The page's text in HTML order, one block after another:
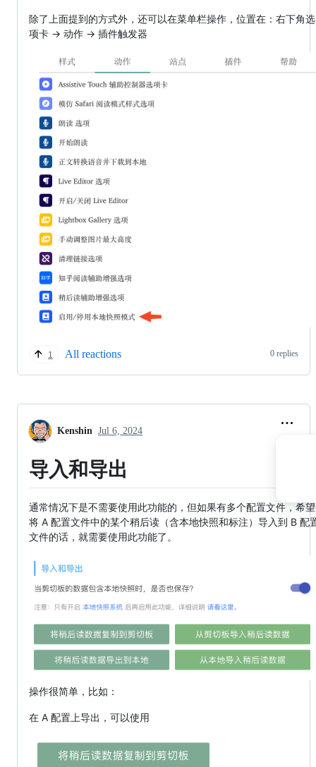
除了上面提到的方式外，还可以在菜单栏操作，位置在：右下角选
项卡 → 动作 → 插件触发器
1 All reactions 0 replies
Kenshin Jul 6, 2024
导入和导出
通常情况下是不需要使用此功能的，但如果有多个配置文件，希望
将 A 配置文件中的某个稍后读（含本地快照和标注）导入到 B 配
文件的话，就需要使用此功能了。
操作很简单，比如：
在 A 配置上导出，可以使用